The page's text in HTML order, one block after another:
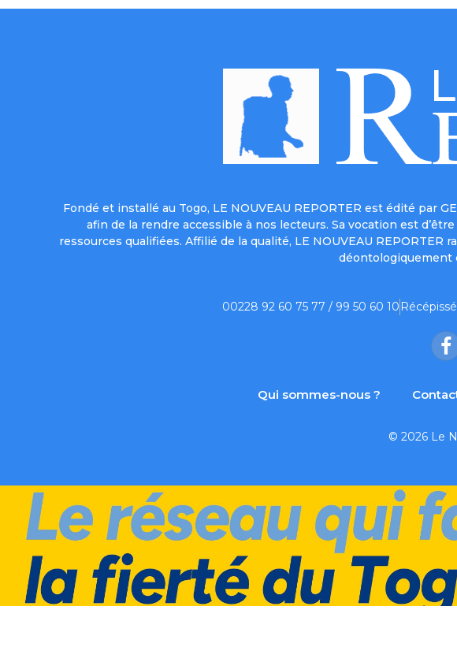
Fondé et installé au Togo, LE NOUVEAU REPORTER est édité par
afin de la rendre accessible à nos lecteurs. Sa vocation est
ressources qualifiées. Affilié de la qualité, LE NOUVEAU
déontologiquement
00228 92 60 75 77 / 99 50 60 10
Qui sommes-nous ?
© 2026 Le